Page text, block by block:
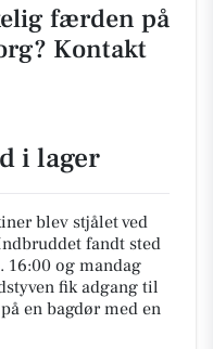
færden på
Kontakt
i lager
blev stjålet ved
fandt sted
og mandag
fik adgang til
en bagdør med en